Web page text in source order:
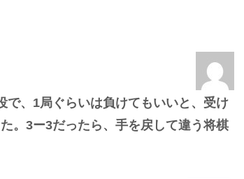
で、1局ぐらいは負けてもいいと、受け
。3ー3だったら、手を戻して違う将棋